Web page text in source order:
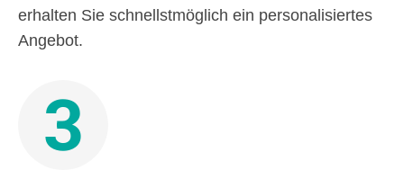
erhalten Sie schnellstmöglich ein personalisiertes
Angebot.
3